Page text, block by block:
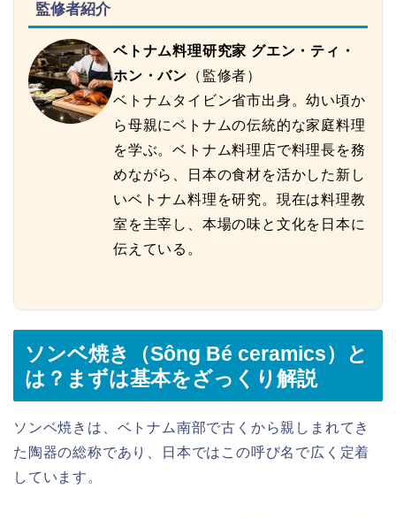
監修者紹介
ベトナム料理研究家 グエン・ティ・
ホン・バン （監修者）
ベトナムタイビン省市出身。幼い頃か
ら母親にベトナムの伝統的な家庭料理
を学ぶ。ベトナム料理店で料理長を務
めながら、日本の食材を活かした新し
いベトナム料理を研究。現在は料理教
室を主宰し、本場の味と文化を日本に
伝えている。
ソンベ焼き（Sông Bé ceramics）と
は？まずは基本をざっくり解説
ソンベ焼きは、ベトナム南部で古くから親しまれてき
た陶器の総称であり、日本ではこの呼び名で広く定着
しています。